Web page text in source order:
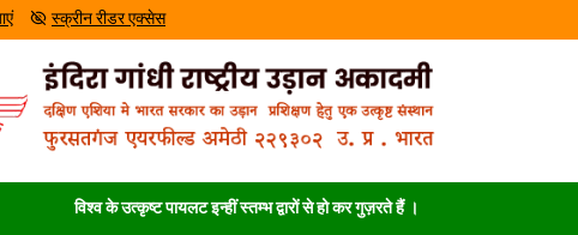
स्क्रीन रीडर एक्सेस
विश्व के उत्कृष्ट पायलट इन्हीं स्तम्भ द्वारों से हो कर गुज़रते हैं ।